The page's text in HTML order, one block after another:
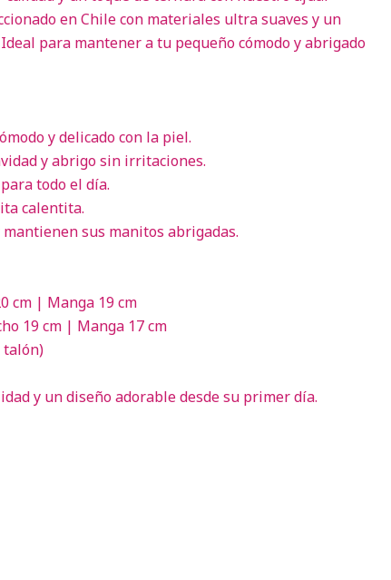
en Chile con materiales ultra suaves y un
para mantener a tu pequeño cómodo y abrigado
y delicado con la piel.
y abrigo sin irritaciones.
todo el día.
calentita.
sus manitos abrigadas.
cm | Manga 19 cm
19 cm | Manga 17 cm
talón)
y un diseño adorable desde su primer día.